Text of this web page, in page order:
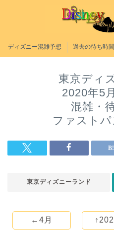
ディズニー混雑予想 過去の待ち時間
東京ディ
2020年5
混雑・
ファスト
東京ディズニーランド
←4月